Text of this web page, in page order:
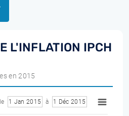
L'INFLATION IPCH
en 2015
1 Jan 2015 à 1 Déc 2015